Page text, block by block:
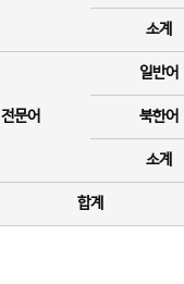
소계
전문어
일반어
북한어
소계
합계